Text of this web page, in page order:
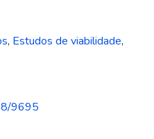
, Estudos de viabilidade,
9695